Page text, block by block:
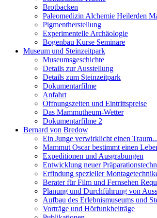
Brotbacken
Paleomedizin Alchemie Heilerden
Pigmentherstellung
Experimentelle Archäologie
Bogenbau Kurse Seminare
Museum und Steinzeitpark
Museumsgeschichte
Details zur Ausstellung
Details zum Steinzeitpark
Dokumentarfilme
Anfahrt
Öffnungszeiten und Eintrittspreise
Das Mammutheum-Wetter
Dokumentarfilme 2
Bernard von Bredow
Ein Junge verwirklicht einen Traum...
Mammut Oscar bestimmt einen
Expeditionen und Ausgrabungen
Entwicklung neuer
Erfindung spezieller
Berater für Film und Fernsehen
Planung und Durchführung von
Aufbau des Erlebnismuseums und
Vorträge und Hörfunkbeiträge